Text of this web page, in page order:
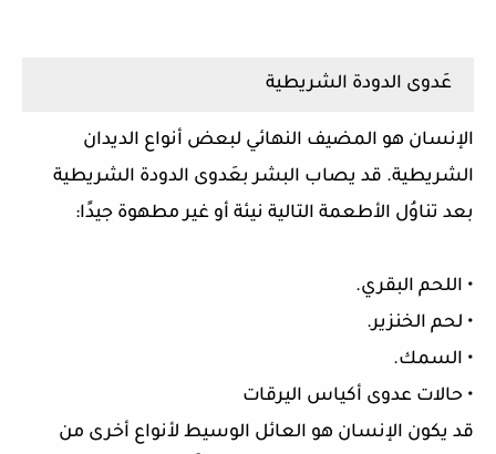
عَدوى الدودة الشريطية
الإنسان هو المضيف النهائي لبعض أنواع الديدان
الشريطية. قد يصاب البشر بعَدوى الدودة الشريطية
بعد تناوُل الأطعمة التالية نيئة أو غير مطهوة جيدًا:
• اللحم البقري.
• لحم الخنزير.
• السمك.
• حالات عدوى أكياس اليرقات
قد يكون الإنسان هو العائل الوسيط لأنواع أخرى من